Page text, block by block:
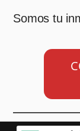
Somos tu